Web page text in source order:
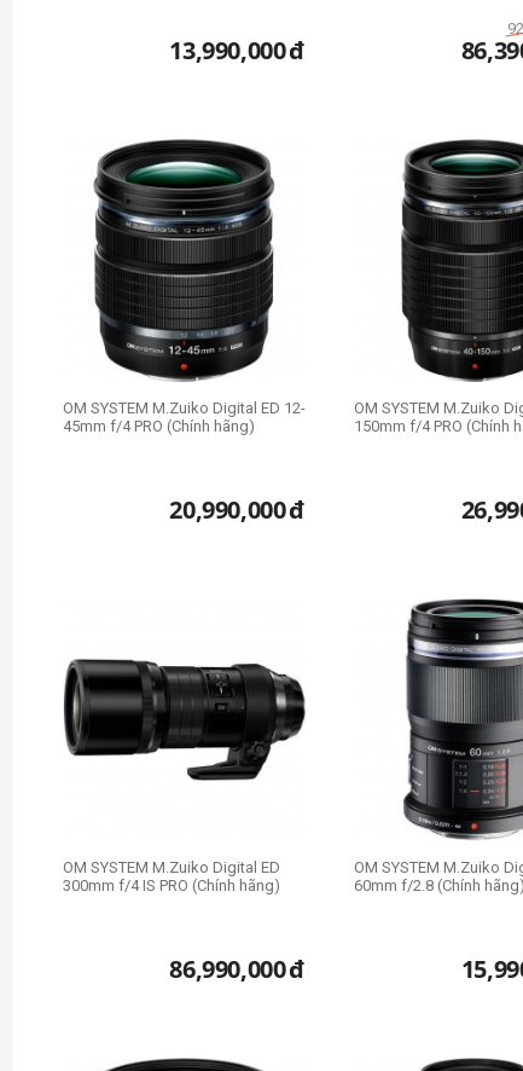
13,990,000đ
OM SYSTEM M.Zuiko Digital ED 12-
45mm f/4 PRO (Chính hãng)
20,990,000đ
OM SYSTEM M.Zuiko
150mm f/4 PRO (Chính
OM SYSTEM M.Zuiko Digital ED
300mm f/4 IS PRO (Chính hãng)
86,990,000đ
OM SYSTEM M.Zuiko
60mm f/2.8 (Chính hãng)